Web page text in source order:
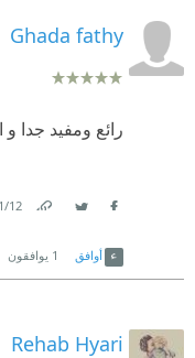
Ghada fathy
رائع ومفيد جدا و
12‏/11‏/2024
أوافق 1 يوافقون
Rehab Hyari